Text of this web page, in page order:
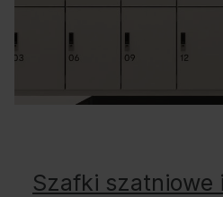
Szafki szatniowe